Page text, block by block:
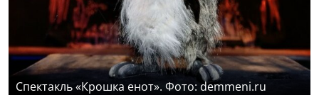
Спектакль «Крошка енот». Фото: demmeni.ru